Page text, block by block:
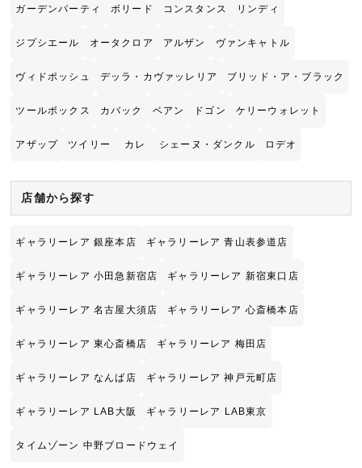
ガーデンパーティ ボリード コンスタンス リンディ
ジプシエール オータクロア アルザン ヴァンキャトル
ヴィドポッシュ デッラ・カヴァッレリア ブリッド・ア・ブラック
ツールボックス カバック ベアン ドゴン ケリーウォレット
アザップ ツイリー カレ シェーヌ・ダンクル ロデオ
店舗から探す
ギャラリーレア 銀座本店 ギャラリーレア 青山表参道店
ギャラリーレア 小田急新宿店 ギャラリーレア 新宿東口店
ギャラリーレア 名古屋大須店 ギャラリーレア 心斎橋本店
ギャラリーレア 東心斎橋店 ギャラリーレア 梅田店
ギャラリーレア なんば店 ギャラリーレア 神戸元町店
ギャラリーレア LAB大阪 ギャラリーレア LAB東京
タイムゾーン 中野ブロードウェイ